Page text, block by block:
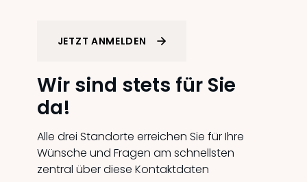
JETZT ANMELDEN
Wir sind stets für Sie
da!
Alle drei Standorte erreichen Sie für Ihre
Wünsche und Fragen am schnellsten
zentral über diese Kontaktdaten